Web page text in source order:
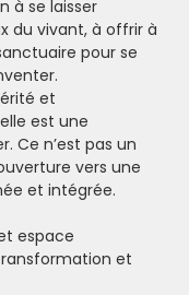
à se laisser
du vivant, à offrir à
pour se
et
est une
Ce n’est pas un
vers une
et intégrée.
espace
et